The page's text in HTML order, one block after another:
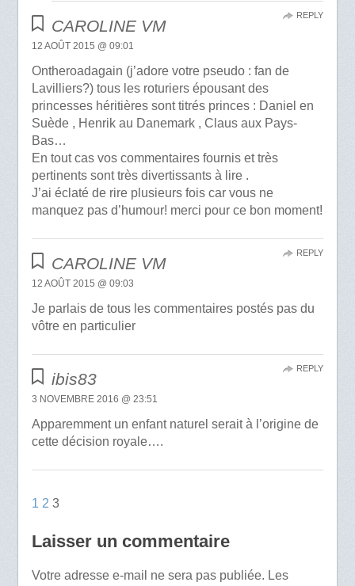
CAROLINE VM
12 AOÛT 2015 @ 09:01
Ontheroadagain (j’adore votre pseudo : fan de
Lavilliers?) tous les roturiers épousant des
princesses héritières sont titrés princes : Daniel en
Suède , Henrik au Danemark , Claus aux Pays-
Bas…
En tout cas vos commentaires fournis et très
pertinents sont très divertissants à lire .
J’ai éclaté de rire plusieurs fois car vous ne
manquez pas d’humour! merci pour ce bon moment!
REPLY
CAROLINE VM
12 AOÛT 2015 @ 09:03
Je parlais de tous les commentaires postés pas du
vôtre en particulier
REPLY
ibis83
3 NOVEMBRE 2016 @ 23:51
Apparemment un enfant naturel serait à l’origine de
cette décision royale….
REPLY
1 2 3
Laisser un commentaire
Votre adresse e-mail ne sera pas publiée. Les